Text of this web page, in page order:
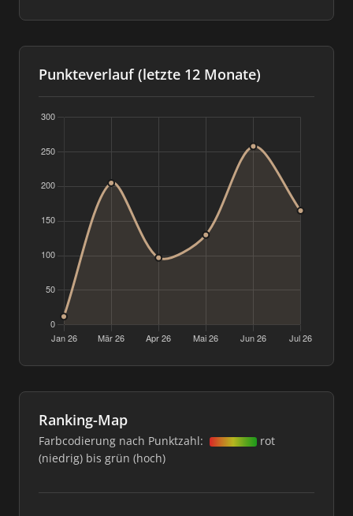
Punkteverlauf (letzte 12 Monate)
Ranking-Map
Farbcodierung nach Punktzahl:
rot
(niedrig) bis grün (hoch)